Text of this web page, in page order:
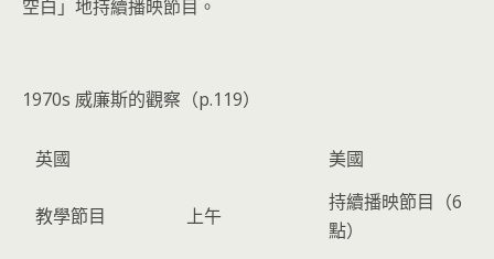
空白」地持續播映節目。
1970s 威廉斯的觀察（p.119）
英國 美國
教學節目 上午
持續播映節目（6
點）